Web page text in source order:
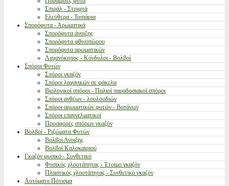
Σπιράλ - Στριφτά
Ελεύθερα - Τοπιάρια
Σπορόφυτα - Αρωματικά
Σπορόφυτα άνοιξης
Σπορόφυτα φθινοπώρου
Σπορόφυτα αρωματικών
Λαχανόκηπος - Κόνδυλοι - Βολβοί
Σπόροι Φυτών
Σπόροι γκαζόν
Σπόροι λαχανικών σε φάκελα
Βιολογικοί σπόροι - Παλιοί παραδοσιακοί σπόροι
Σπόροι ανθέων - λουλουδιών
Σπόροι αρωματικών φυτών - Βοτάνων
Σπόροι επαγγελματικοί
Προσφορές σπόρων γκαζόν
Βολβοί - Ριζώματα Φυτών
Βολβοί Ανοιξης
Βολβοί Καλοκαιριού
Γκαζόν φυσικό - Συνθετικό
Φυσικός χλοοτάπητας - Έτοιμο γκαζόν
Πλαστικός χλοοτάπητας - Συνθετικό γκαζόν
Αυτόματο Πότισμα